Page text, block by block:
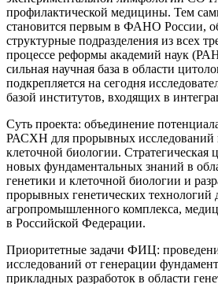
профилактической медицины. Тем
становится первым в ФАНО России,
структурные подразделения из всех
процессе реформы академий наук
сильная научная база в области
подкрепляется на сегодня
базой институтов, входящих в
Суть проекта: объединение
РАСХН для прорывных исследований
клеточной биологии.
новых фундаментальных знаний в
генетики и клеточной биологии и
прорывных генетических технологий
агропромышленного комплекса,
в Российской Федерации.
Приоритетные задачи ФИЦ:
исследований от генерации
прикладных разработок в области